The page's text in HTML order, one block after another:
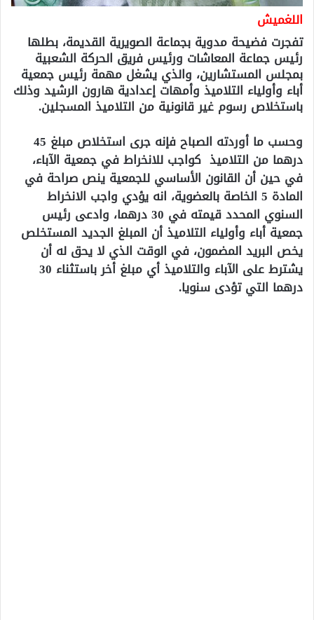
اللغميش
تفجرت فضيحة مدوية بجماعة الصويرية القديمة، بطلها
رئيس جماعة المعاشات ورئيس فريق الحركة الشعبية
بمجلس المستشارين، والذي يشغل مهمة رئيس جمعية
أباء وأولياء التلاميذ وأمهات إعدادية هارون الرشيد وذلك
باستخلاص رسوم غير قانونية من التلاميذ المسجلين.
وحسب ما أوردته الصباح فإنه جرى استخلاص مبلغ 45
درهما من التلاميذ كواجب للانخراط في جمعية الآباء،
في حين أن القانون الأساسي للجمعية ينص صراحة في
المادة 5 الخاصة بالعضوية، انه يؤدي واجب الانخراط
السنوي المحدد قيمته في 30 درهما، وادعى رئيس
جمعية أباء وأولياء التلاميذ أن المبلغ الجديد المستخلص
يخص البريد المضمون، في الوقت الذي لا يحق له أن
يشترط على الآباء والتلاميذ أي مبلغ أخر باستثناء 30
درهما التي تؤدى سنويا.